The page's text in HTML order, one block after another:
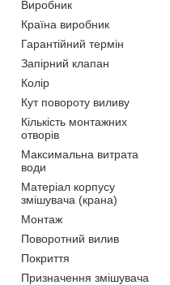
Виробник
Країна виробник
Гарантійний термін
Запірний клапан
Колір
Кут повороту виливу
Кількість монтажних
отворів
Максимальна витрата
води
Матеріал корпусу
змішувача (крана)
Монтаж
Поворотний вилив
Покриття
Призначення змішувача